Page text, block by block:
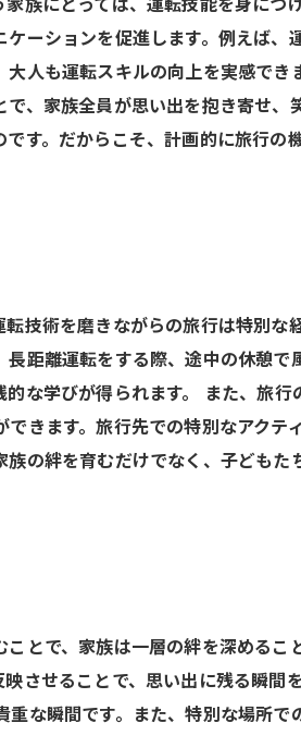
族にとっては、運転技能を身につ
ーションを促進します。例えば、
人も運転スキルの向上を実感でき
、家族全員が思い出を抱き寄せ、
す。だからこそ、計画的に旅行の
技術を磨きながらの旅行は特別な
距離運転をする際、途中の休憩で
な学びが得られます。 また、旅
きます。旅行先での特別なアクテ
の絆を育むだけでなく、子どもた
とで、家族は一層の絆を深めるこ
させることで、思い出に残る瞬間
な瞬間です。また、特別な場所で